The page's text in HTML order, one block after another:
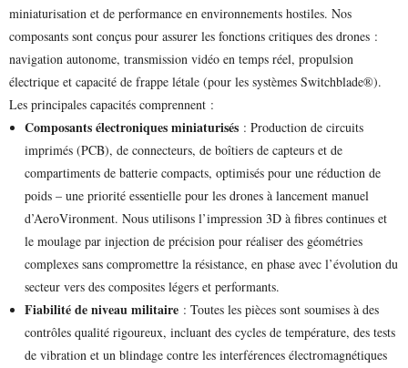
miniaturisation et de performance en environnements hostiles. Nos
composants sont conçus pour assurer les fonctions critiques des drones :
navigation autonome, transmission vidéo en temps réel, propulsion
électrique et capacité de frappe létale (pour les systèmes Switchblade®).
Les principales capacités comprennent :
Composants électroniques miniaturisés: Production de circuits
imprimés (PCB), de connecteurs, de boîtiers de capteurs et de
compartiments de batterie compacts, optimisés pour une réduction de
poids – une priorité essentielle pour les drones à lancement manuel
d’AeroVironment. Nous utilisons l’impression 3D à fibres continues et
le moulage par injection de précision pour réaliser des géométries
complexes sans compromettre la résistance, en phase avec l’évolution du
secteur vers des composites légers et performants.
Fiabilité de niveau militaire: Toutes les pièces sont soumises à des
contrôles qualité rigoureux, incluant des cycles de température, des tests
de vibration et un blindage contre les interférences électromagnétiques